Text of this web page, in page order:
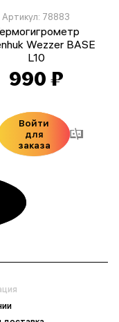
Артикул: 78883
Wezzer BASE
L10
990 ₽
Войти
для
заказа